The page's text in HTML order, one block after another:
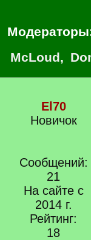
McLoud,
El70
Новичок
Сообщений:
21
На сайте с
2014 г.
Рейтинг:
18